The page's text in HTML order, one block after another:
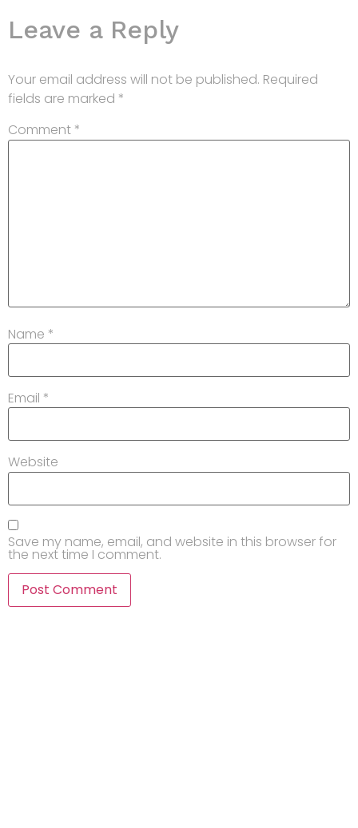
Leave a Reply
Your email address will not be published. Required
fields are marked *
Comment *
Name *
Email *
Website
Save my name, email, and website in this browser for
the next time I comment.